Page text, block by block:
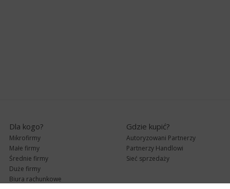
Dla kogo?
Mikrofirmy
Małe firmy
Średnie firmy
Duże firmy
Biura rachunkowe
Gdzie kupić?
Autoryzowani Partnerzy
Partnerzy Handlowi
Sieć sprzedaży